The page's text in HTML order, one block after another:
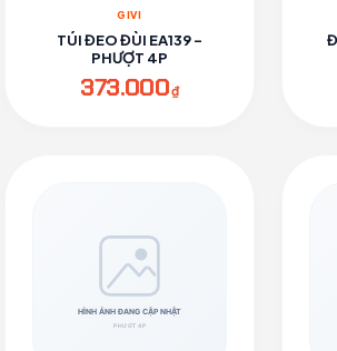
GIVI
TÚI ĐEO ĐÙI EA139 -
PHƯỢT 4P
373.000₫